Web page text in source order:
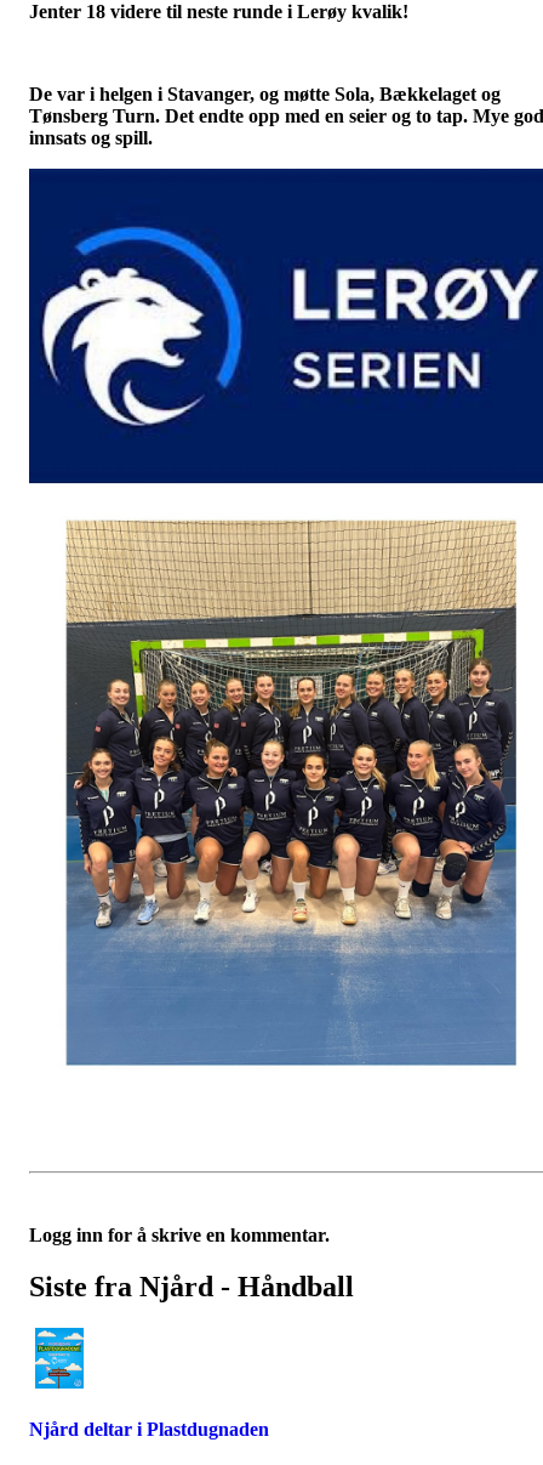
Jenter 18 videre til neste runde i Lerøy kvalik!
De var i helgen i Stavanger, og møtte Sola, Bækkelaget og
Tønsberg Turn. Det endte opp med en seier og to tap. Mye god
innsats og spill.
Logg inn for å skrive en kommentar.
Siste fra Njård - Håndball
Njård deltar i Plastdugnaden